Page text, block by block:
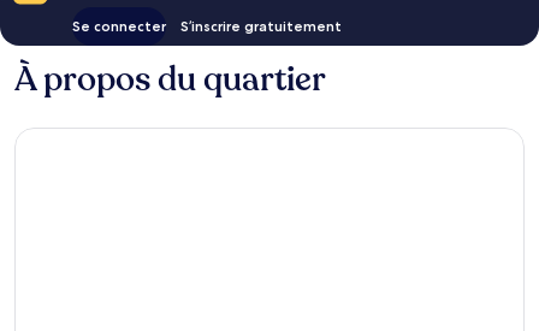
Se connecter S’inscrire gratuitement
À propos du quartier